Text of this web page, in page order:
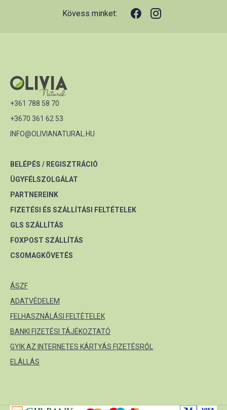
Kövess minket:
+361 788 58 70
+3670 361 62 53
INFO@OLIVIANATURAL.HU
BELÉPÉS / REGISZTRÁCIÓ
ÜGYFÉLSZOLGÁLAT
PARTNEREINK
FIZETÉSI ÉS SZÁLLÍTÁSI FELTÉTELEK
GLS SZÁLLÍTÁS
FOXPOST SZÁLLÍTÁS
CSOMAGKÖVETÉS
ÁSZF
ADATVÉDELEM
FELHASZNÁLÁSI FELTÉTELEK
BANKI FIZETÉSI TÁJÉKOZTATÓ
GYIK AZ INTERNETES KÁRTYÁS FIZETÉSRŐL
ELÁLLÁS